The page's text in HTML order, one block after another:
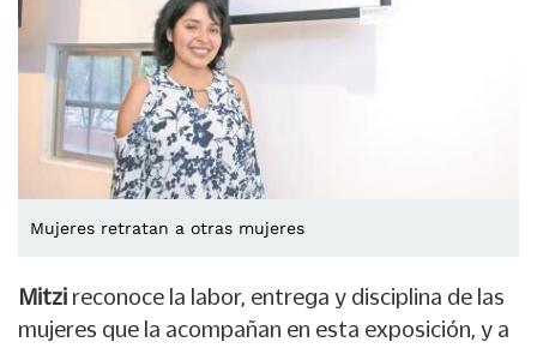
Mujeres retratan a otras mujeres
Mitzi reconoce la labor, entrega y disciplina de las
mujeres que la acompañan en esta exposición, y a